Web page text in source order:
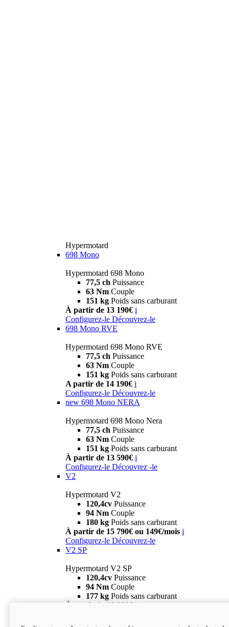
Hypermotard
698 Mono
Hypermotard 698 Mono
77,5 ch Puissance
63 Nm Couple
151 kg Poids sans carburant
À partir de 13 190€ i
Configurez-le Découvrez-le
698 Mono RVE
Hypermotard 698 Mono RVE
77,5 ch Puissance
63 Nm Couple
151 kg Poids sans carburant
A partir de 14 190€ i
Configurez-le Découvrez-le
new 698 Mono NERA
Hypermotard 698 Mono Nera
77,5 ch Puissance
63 Nm Couple
151 kg Poids sans carburant
À partir de 13 590€ i
Configurez-le Découvrez -le
V2
Hypermotard V2
120,4cv Puissance
94 Nm Couple
180 kg Poids sans carburant
À partir de 15 790€ ou 149€/mois i
Configurez-le Découvrez-le
V2 SP
Hypermotard V2 SP
120,4cv Puissance
94 Nm Couple
177 kg Poids sans carburant
À partir de 19 990€ i
new
V2 SP 100